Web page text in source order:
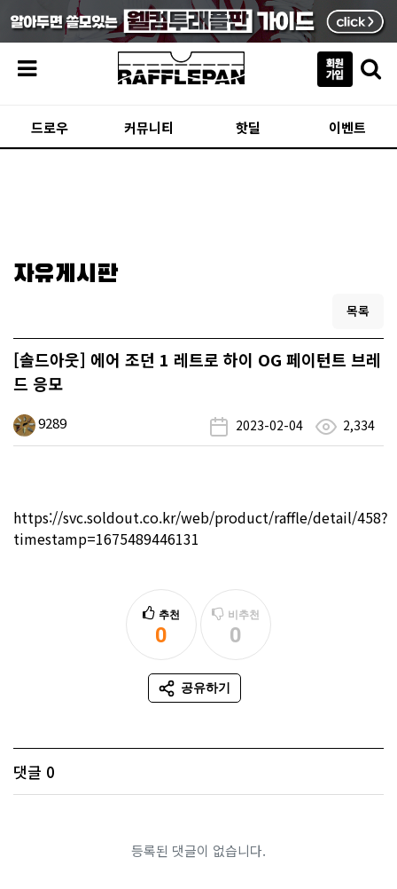
드로우 커뮤니티 핫딜 이벤트
자유게시판
목록
[솔드아웃] 에어 조던 1 레트로 하이 OG 페이턴트 브레
드 응모
9289 2023-02-04 2,334
https://svc.soldout.co.kr/web/product/raffle/detail/458?
timestamp=1675489446131
추천
0
추천
비추천
0
비추천
공유하기
SNS 공유
댓글 0
등록된 댓글이 없습니다.